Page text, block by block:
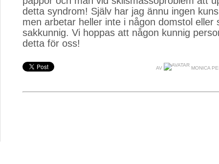
detta syndrom! Själv har jag ännu ingen
men arbetar heller inte i någon domstol eller
sakkunnig. Vi hoppas att någon kunnig
detta för oss!
AV MONICA